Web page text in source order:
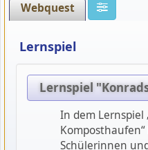
Webquest
Lernspiel
Lernspiel
In dem Lernspiel
Schülerinnen